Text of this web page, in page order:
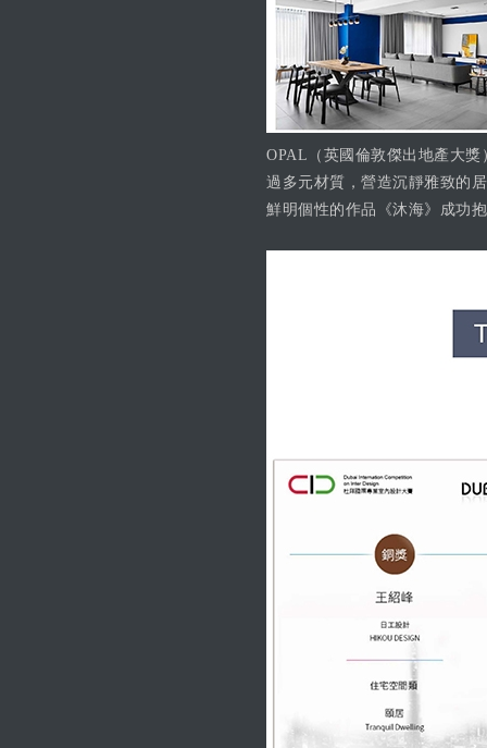
OPAL（英國倫敦傑出地產大
過多元材質，營造沉靜雅致的
鮮明個性的作品《沐海》成功